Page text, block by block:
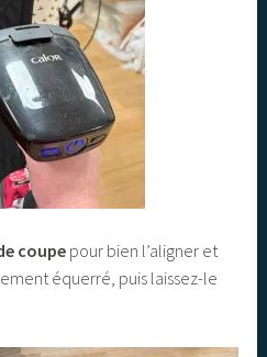
coupe pour bien l’aligner et
équerré, puis laissez-le